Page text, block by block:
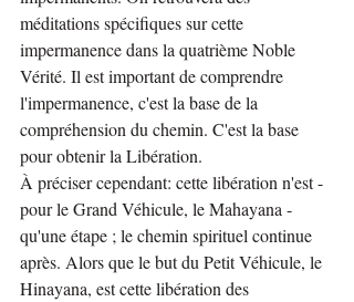
méditations spécifiques sur cette
impermanence dans la quatrième Noble
Vérité. Il est important de comprendre
l'impermanence, c'est la base de la
compréhension du chemin. C'est la base
pour obtenir la Libération.
À préciser cependant: cette libération n'est -
pour le Grand Véhicule, le Mahayana -
qu'une étape ; le chemin spirituel continue
après. Alors que le but du Petit Véhicule, le
Hinayana, est cette libération des